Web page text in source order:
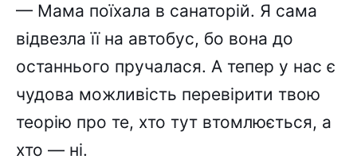
— Мама поїхала в санаторій. Я сама
відвезла її на автобус, бо вона до
останнього пручалася. А тепер у нас є
чудова можливість перевірити твою
теорію про те, хто тут втомлюється, а
хто — ні.